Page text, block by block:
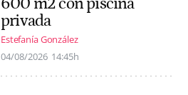
privada
Estefanía González
04/08/2026 14:45h